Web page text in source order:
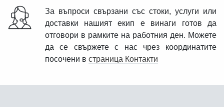
За въпроси свързани със стоки, услуги или
доставки нашият екип е винаги готов да
отговори в рамките на работния ден. Можете
да се свържете с нас чрез координатите
посочени в страница Контакти